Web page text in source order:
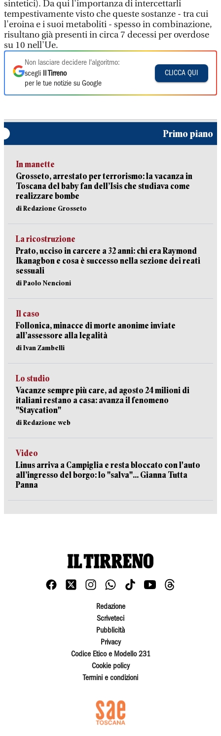
sintetici). Da qui l'importanza di intercettarli
tempestivamente visto che queste sostanze - tra cui
l'eroina e i suoi metaboliti - spesso in combinazione,
risultano già presenti in circa 7 decessi per overdose
su 10 nell'Ue.
Non lasciare decidere l'algoritmo:
scegli
Il Tirreno
per le tue notizie su Google
CLICCA QUI
Primo piano
In manette
Grosseto, arrestato per terrorismo: la vacanza in
Toscana del baby fan dell’Isis che studiava come
realizzare bombe
di Redazione Grosseto
La ricostruzione
Prato, ucciso in carcere a 32 anni: chi era Raymond
Ikanagbon e cosa è successo nella sezione dei reati
sessuali
di Paolo Nencioni
Il caso
Follonica, minacce di morte anonime inviate
all’assessore alla legalità
di Ivan Zambelli
Lo studio
Vacanze sempre più care, ad agosto 24 milioni di
italiani restano a casa: avanza il fenomeno
"Staycation"
di Redazione web
Video
Linus arriva a Campiglia e resta bloccato con l'auto
all’ingresso del borgo: lo "salva"... Gianna Tutta
Panna
Redazione
Scriveteci
Pubblicità
Privacy
Codice Etico e Modello 231
Cookie policy
Termini e condizioni